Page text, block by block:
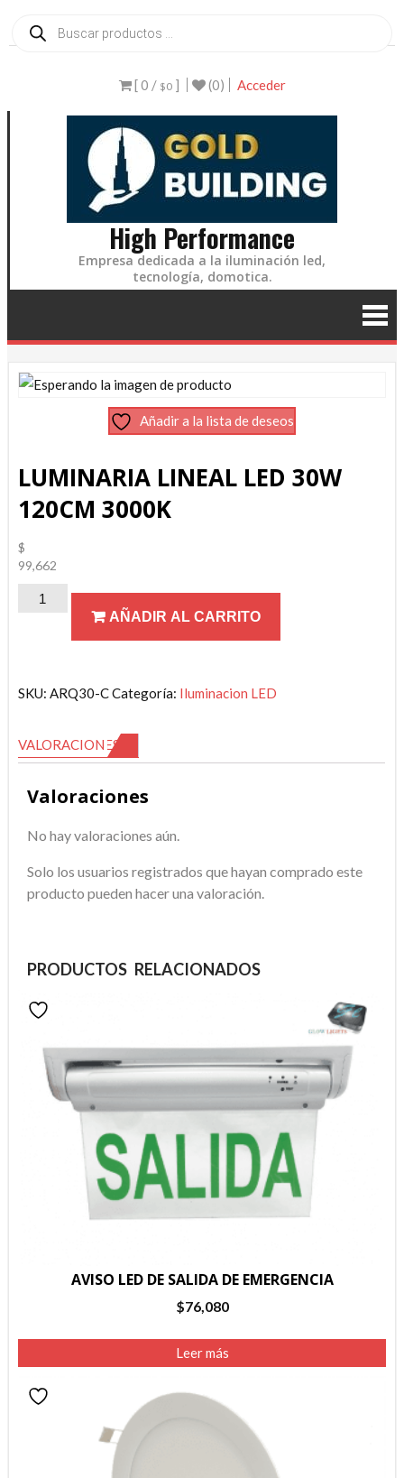
alproductos
[ 0 / $0] (0) Acceder
High Performance
Empresa dedicada a la iluminación led,
tecnología, domotica.
Añadir a la lista de deseos
LUMINARIA LINEAL LED 30W
120CM 3000K
$
99,662
LUMINARIA
120CM
cantidad
AÑADIR AL CARRITO
SKU:ARQ30-CCategoría: Iluminacion LED
VALORACIONES (0)
Valoraciones
No hay valoraciones aún.
Solo los usuarios registrados que hayan comprado este
producto pueden hacer una valoración.
PRODUCTOS RELACIONADOS
AVISO LED DE SALIDA DE EMERGENCIA
$76,080
Leer más